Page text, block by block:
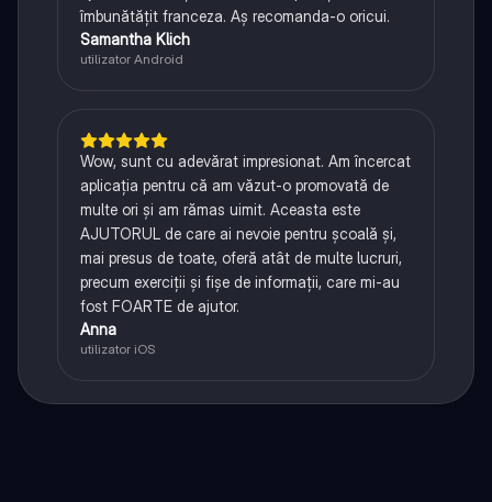
îmbunătățit franceza. Aș recomanda-o oricui.
Samantha Klich
utilizator Android
Wow, sunt cu adevărat impresionat. Am încercat
aplicația pentru că am văzut-o promovată de
multe ori și am rămas uimit. Aceasta este
AJUTORUL de care ai nevoie pentru școală și,
mai presus de toate, oferă atât de multe lucruri,
precum exerciții și fișe de informații, care mi-au
fost FOARTE de ajutor.
Anna
utilizator iOS